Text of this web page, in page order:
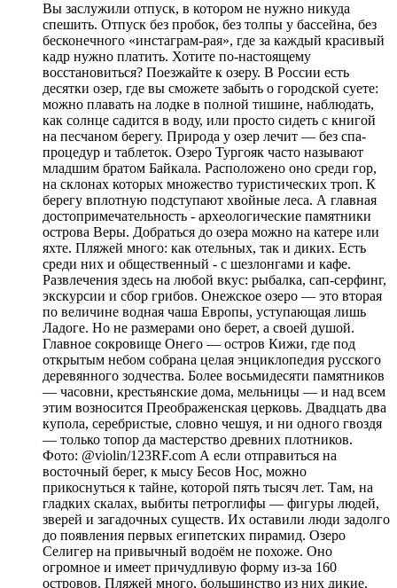
Вы заслужили отпуск, в котором не нужно никуда
спешить. Отпуск без пробок, без толпы у бассейна, без
бесконечного «инстаграм-рая», где за каждый красивый
кадр нужно платить. Хотите по-настоящему
восстановиться? Поезжайте к озеру. В России есть
десятки озер, где вы сможете забыть о городской суете:
можно плавать на лодке в полной тишине, наблюдать,
как солнце садится в воду, или просто сидеть с книгой
на песчаном берегу. Природа у озер лечит — без спа-
процедур и таблеток. Озеро Тургояк часто называют
младшим братом Байкала. Расположено оно среди гор,
на склонах которых множество туристических троп. К
берегу вплотную подступают хвойные леса. А главная
достопримечательность - археологические памятники
острова Веры. Добраться до озера можно на катере или
яхте. Пляжей много: как отельных, так и диких. Есть
среди них и общественный - с шезлонгами и кафе.
Развлечения здесь на любой вкус: рыбалка, сап-серфинг,
экскурсии и сбор грибов. Онежское озеро — это вторая
по величине водная чаша Европы, уступающая лишь
Ладоге. Но не размерами оно берет, а своей душой.
Главное сокровище Онего — остров Кижи, где под
открытым небом собрана целая энциклопедия русского
деревянного зодчества. Более восьмидесяти памятников
— часовни, крестьянские дома, мельницы — и над всем
этим возносится Преображенская церковь. Двадцать два
купола, серебристые, словно чешуя, и ни одного гвоздя
— только топор да мастерство древних плотников.
Фото: @violin/123RF.com А если отправиться на
восточный берег, к мысу Бесов Нос, можно
прикоснуться к тайне, которой пять тысяч лет. Там, на
гладких скалах, выбиты петроглифы — фигуры людей,
зверей и загадочных существ. Их оставили люди задолго
до появления первых египетских пирамид. Озеро
Селигер на привычный водоём не похоже. Оно
огромное и имеет причудливую форму из-за 160
островов. Пляжей много, большинство из них дикие.